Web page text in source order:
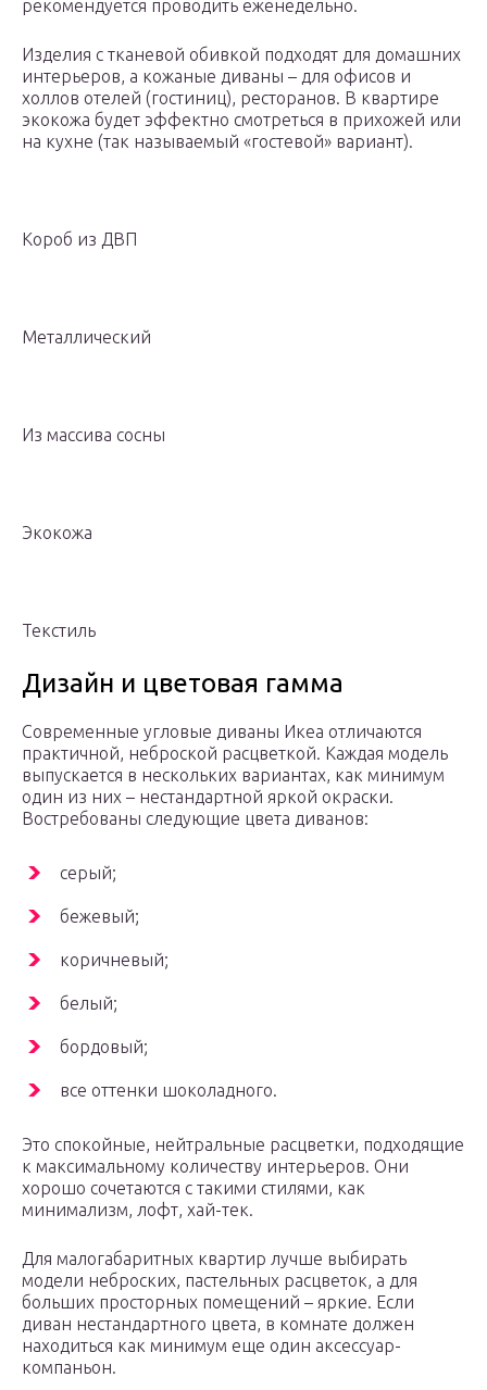
рекомендуется проводить еженедельно.
Изделия с тканевой обивкой подходят для домашних
интерьеров, а кожаные диваны – для офисов и
холлов отелей (гостиниц), ресторанов. В квартире
экокожа будет эффектно смотреться в прихожей или
на кухне (так называемый «гостевой» вариант).
Короб из ДВП
Металлический
Из массива сосны
Экокожа
Текстиль
Дизайн и цветовая гамма
Современные угловые диваны Икеа отличаются
практичной, неброской расцветкой. Каждая модель
выпускается в нескольких вариантах, как минимум
один из них – нестандартной яркой окраски.
Востребованы следующие цвета диванов:
серый;
бежевый;
коричневый;
белый;
бордовый;
все оттенки шоколадного.
Это спокойные, нейтральные расцветки, подходящие
к максимальному количеству интерьеров. Они
хорошо сочетаются с такими стилями, как
минимализм, лофт, хай-тек.
Для малогабаритных квартир лучше выбирать
модели неброских, пастельных расцветок, а для
больших просторных помещений – яркие. Если
диван нестандартного цвета, в комнате должен
находиться как минимум еще один аксессуар-
компаньон.